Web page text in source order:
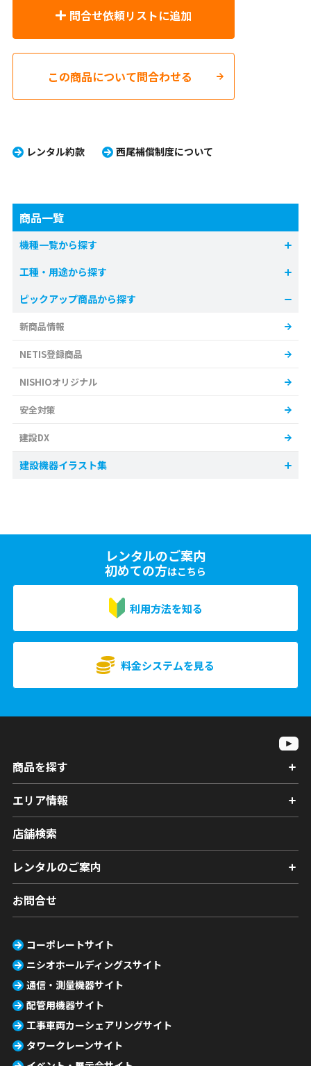
問合せ依頼リストに追加
この商品について問合わせる
レンタル約款 西尾補償制度について
商品一覧
機種一覧から探す
工種・用途から探す
ピックアップ商品から探す
新商品情報
NETIS登録商品
NISHIOオリジナル
安全対策
建設DX
建設機器イラスト集
レンタルのご案内
初めての方はこちら
利用方法を知る
料金システムを見る
商品を探す
エリア情報
店舗検索
レンタルのご案内
お問合せ
コーポレートサイト
ニシオホールディングスサイト
通信・測量機器サイト
配管用機器サイト
工事車両カーシェアリングサイト
タワークレーンサイト